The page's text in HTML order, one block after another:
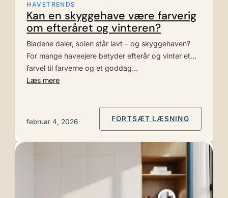
HAVETRENDS
Kan en skyggehave være farverig
om efteråret og vinteren?
Bladene daler, solen står lavt – og skyggehaven?
For mange haveejere betyder efterår og vinter et
farvel til farverne og et goddag…
Læs mere
februar 4, 2026 FORTSÆT LÆSNING: KAN EN